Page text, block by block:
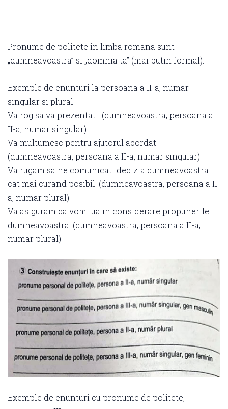
Pronume de politete in limba romana sunt
„dumneavoastra” si „domnia ta” (mai putin formal).
Exemple de enunturi la persoana a II-a, numar
singular si plural:
Va rog sa va prezentati. (dumneavoastra, persoana a
II-a, numar singular)
Va multumesc pentru ajutorul acordat.
(dumneavoastra, persoana a II-a, numar singular)
Va rugam sa ne comunicati decizia dumneavoastra
cat mai curand posibil. (dumneavoastra, persoana a II-
a, numar plural)
Va asiguram ca vom lua in considerare propunerile
dumneavoastra. (dumneavoastra, persoana a II-a,
numar plural)
Exemple de enunturi cu pronume de politete,